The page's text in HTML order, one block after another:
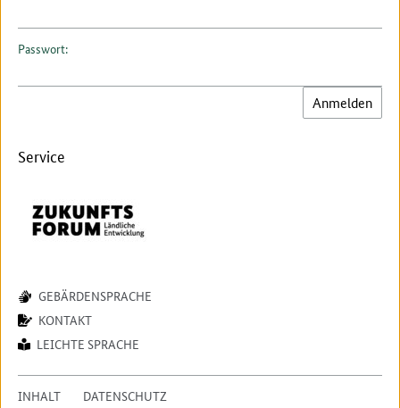
Passwort:
Service
GEBÄRDENSPRACHE
KONTAKT
LEICHTE SPRACHE
INHALT DATENSCHUTZ